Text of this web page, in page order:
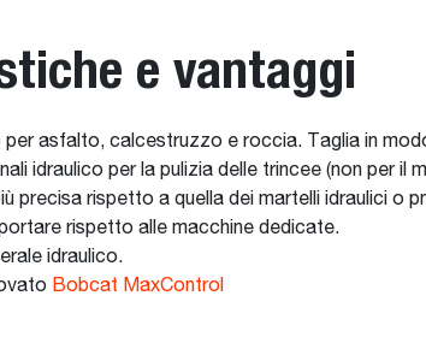
e vantaggi
per asfalto, calcestruzzo e roccia. Taglia in
idraulico per la pulizia delle trincee (non per il
precisa rispetto a quella dei martelli idraulici o
rispetto alle macchine dedicate.
idraulico.
Bobcat MaxControl